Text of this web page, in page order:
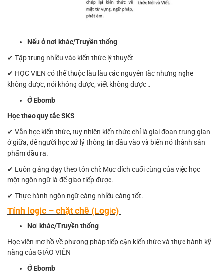
Nếu ở nơi khác/Truyền thống
✔ Tập trung nhiều vào kiến thức lý thuyết
✔ HỌC VIÊN có thể thuộc làu làu các nguyên tắc nhưng nghe
không được, nói không được, viết không được…
Ở Ebomb
Học theo quy tắc SKS
✔ Vẫn học kiến thức, tuy nhiên kiến thức chỉ là giai đoạn trung gian
ở giữa, để người học xử lý thông tin đầu vào và biến nó thành sản
phẩm đầu ra.
✔ Luôn giảng dạy theo tôn chỉ: Mục đích cuối cùng của việc học
một ngôn ngữ là để giao tiếp được.
✔ Thực hành ngôn ngữ càng nhiều càng tốt.
Tính logic – chặt chẽ (Logic)
Nơi khác/Truyền thống
Học viên mơ hồ về phương pháp tiếp cận kiến thức và thực hành kỹ
năng của GIÁO VIÊN
Ở Ebomb